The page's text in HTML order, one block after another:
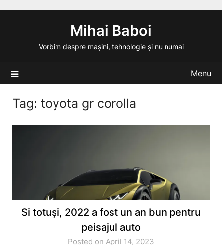
Mihai Baboi
Vorbim despre mașini, tehnologie și nu numai
Menu
Tag: toyota gr corolla
Si totuși, 2022 a fost un an bun pentru
peisajul auto
Posted on April 14, 2023